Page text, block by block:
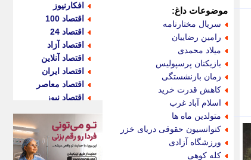
موضوعات داغ:
سریال مختارنامه
رامین رضاییان
میلاد محمدی
بازیکنان پرسپولیس
زمان بازنشستگی
کاهش قدرت خرید
اسلام آباد غرب
متولدین ماه ها
کنوانسیون حقوقی دریای خزر
ورزشگاه آزادی
کله کوهی
افکارنیوز
اقتصاد 100
اقتصاد 24
اقتصاد آزاد
اقتصاد آنلاین
اقتصاد ایران
اقتصاد معاصر
اقتصاد نیوز
اکوفارس
اکونگار
اکونیوز